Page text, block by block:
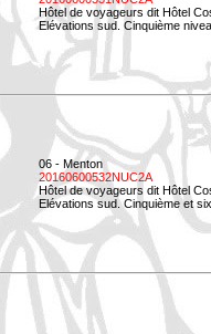
Hôtel de voyageurs dit Hôtel
Elévations sud. Cinquième
06 - Menton
20160600532NUC2A
Hôtel de voyageurs dit Hôtel
Elévations sud. Cinquième et